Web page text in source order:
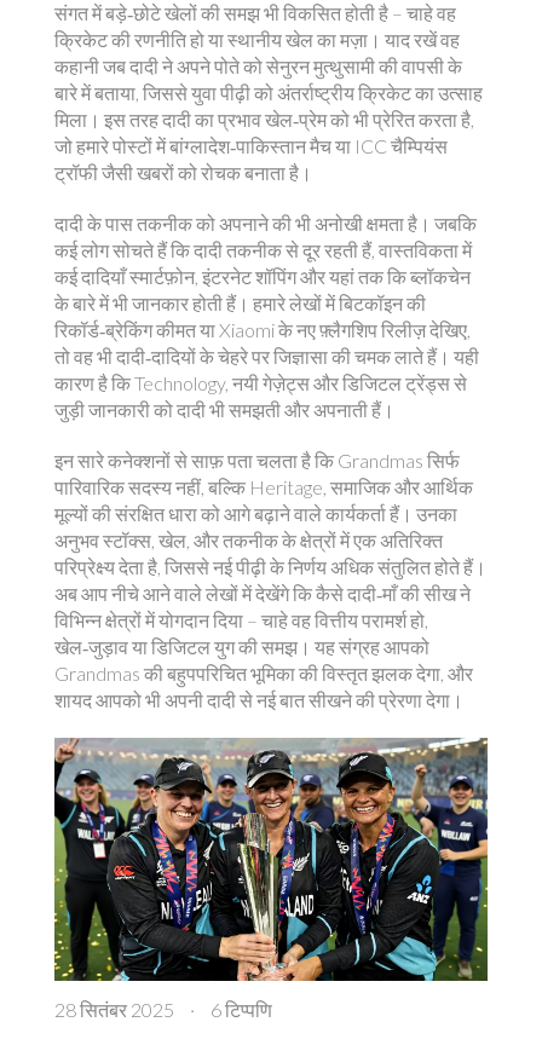
संगत में बड़े‑छोटे खेलों की समझ भी विकसित होती है – चाहे वह
क्रिकेट की रणनीति हो या स्थानीय खेल का मज़ा। याद रखें वह
कहानी जब दादी ने अपने पोते को सेनुरन मुत्थुसामी की वापसी के
बारे में बताया, जिससे युवा पीढ़ी को अंतर्राष्ट्रीय क्रिकेट का उत्साह
मिला। इस तरह दादी का प्रभाव खेल‑प्रेम को भी प्रेरित करता है,
जो हमारे पोस्टों में बांग्लादेश‑पाकिस्तान मैच या ICC चैम्पियंस
ट्रॉफी जैसी खबरों को रोचक बनाता है।
दादी के पास तकनीक को अपनाने की भी अनोखी क्षमता है। जबकि
कई लोग सोचते हैं कि दादी तकनीक से दूर रहती हैं, वास्तविकता में
कई दादियाँ स्मार्टफ़ोन, इंटरनेट शॉपिंग और यहां तक कि ब्लॉकचेन
के बारे में भी जानकार होती हैं। हमारे लेखों में बिटकॉइन की
रिकॉर्ड‑ब्रेकिंग कीमत या Xiaomi के नए फ़्लैगशिप रिलीज़ देखिए,
तो वह भी दादी‑दादियों के चेहरे पर जिज्ञासा की चमक लाते हैं। यही
कारण है किTechnology, नयी गेज़ेट्स और डिजिटल ट्रेंड्स से
जुड़ी जानकारीको दादी भी समझती और अपनाती हैं।
इन सारे कनेक्शनों से साफ़ पता चलता है कि Grandmas सिर्फ
पारिवारिक सदस्य नहीं, बल्कि Heritage, समाजिक और आर्थिक
मूल्यों की संरक्षित धाराको आगे बढ़ाने वाले कार्यकर्ता हैं। उनका
अनुभव स्टॉक्स, खेल, और तकनीक के क्षेत्रों में एक अतिरिक्त
परिप्रेक्ष्य देता है, जिससे नई पीढ़ी के निर्णय अधिक संतुलित होते हैं।
अब आप नीचे आने वाले लेखों में देखेंगे कि कैसे दादी‑माँ की सीख ने
विभिन्न क्षेत्रों में योगदान दिया – चाहे वह वित्तीय परामर्श हो,
खेल‑जुड़ाव या डिजिटल युग की समझ। यह संग्रह आपको
Grandmas की बहुपपरिचित भूमिका की विस्तृत झलक देगा, और
शायद आपको भी अपनी दादी से नई बात सीखने की प्रेरणा देगा।
28 सितंबर 2025 · 6 टिप्पणि